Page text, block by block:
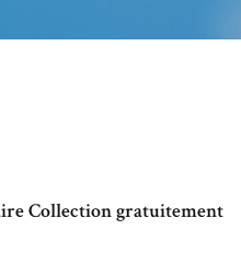
Collection gratuitement